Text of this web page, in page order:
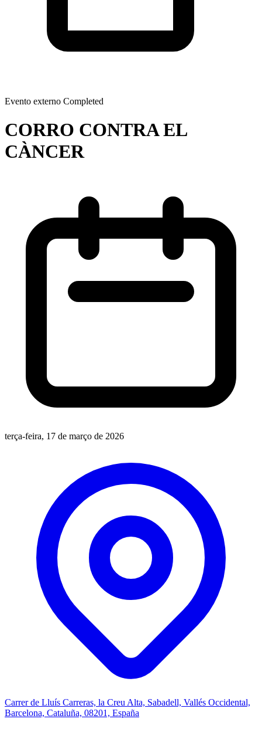
Evento externo Completed
CORRO CONTRA EL
CÀNCER
terça-feira, 17 de março de 2026
Carrer de Lluís Carreras, la Creu Alta, Sabadell, Vallés Occidental,
Barcelona, Cataluña, 08201, España